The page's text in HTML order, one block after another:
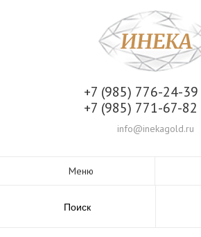
+7 (985) 776-24-39
+7 (985) 771-67-82
info@inekagold.ru
Меню
Поиск